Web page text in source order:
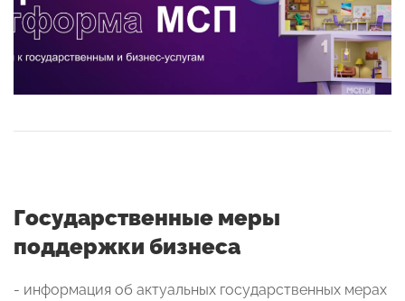
Государственные меры
поддержки бизнеса
- информация об актуальных государственных мерах